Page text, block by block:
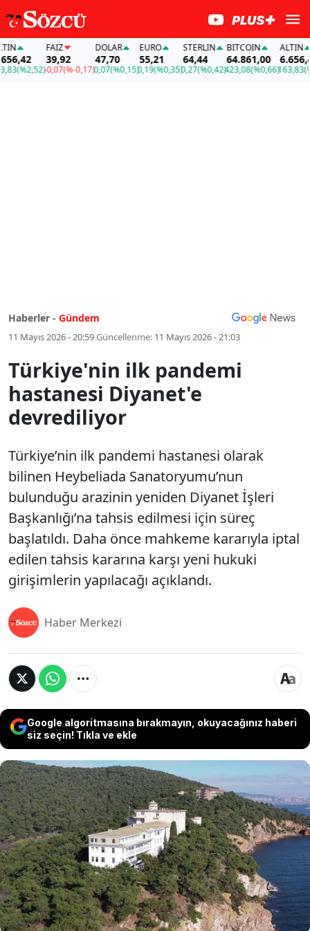
(%2,52)
FAİZ
39,92
-0,07(%-0,17)
DOLAR
47,70
0,07(%0,15)
EURO
55,21
0,19(%0,35)
STERLIN
64,44
0,27(%0,42)
BITCOIN
64.861,00
423,08(%0,66)
ALTIN
6.656,42
163,83
Haberler - Gündem
11 Mayıs 2026 - 20:59Güncellenme: 11 Mayıs 2026 - 21:03
Türkiye'nin ilk pandemi
hastanesi Diyanet'e
devrediliyor
Türkiye’nin ilk pandemi hastanesi olarak
bilinen Heybeliada Sanatoryumu’nun
bulunduğu arazinin yeniden Diyanet İşleri
Başkanlığı’na tahsis edilmesi için süreç
başlatıldı. Daha önce mahkeme kararıyla iptal
edilen tahsis kararına karşı yeni hukuki
girişimlerin yapılacağı açıklandı.
Haber Merkezi
Google algoritmasına bırakmayın, okuyacağınız haberi
siz seçin! Tıkla ve ekle
Türkiye’nin ilk pandemi hastanesi olarak bilinen
Heybeliada Sanatoryumu’nun bulunduğu
arazinin yeniden Diyanet İşleri Başkanlığı’na
tahsis edilmesi için süreç başlatıldı. Daha önce
mahkeme kararıyla iptal edilen tahsis kararına
karşı yeni hukuki girişimlerin yapılacağı
açıklandı.